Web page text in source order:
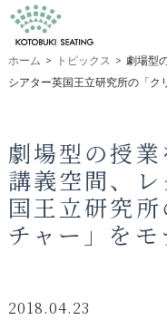
ホーム > トピックス > 劇場型
シアター英国王立研究所の「ク
劇場型の授
講義空間、
国王立研究
チャー」を
2018.04.23